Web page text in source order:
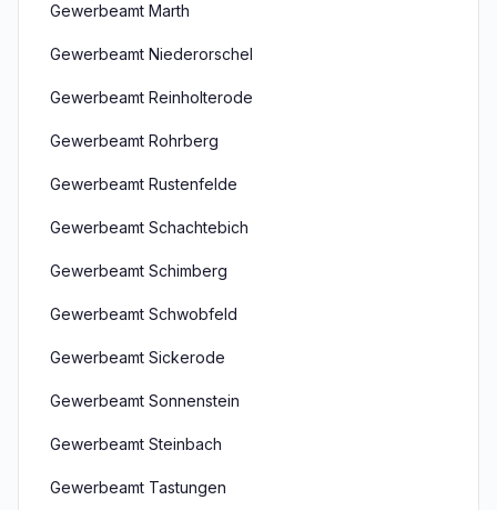
Gewerbeamt Marth
Gewerbeamt Niederorschel
Gewerbeamt Reinholterode
Gewerbeamt Rohrberg
Gewerbeamt Rustenfelde
Gewerbeamt Schachtebich
Gewerbeamt Schimberg
Gewerbeamt Schwobfeld
Gewerbeamt Sickerode
Gewerbeamt Sonnenstein
Gewerbeamt Steinbach
Gewerbeamt Tastungen